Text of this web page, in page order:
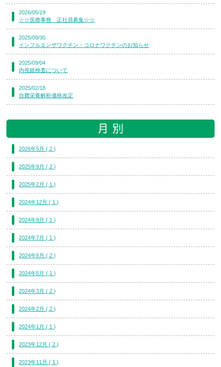
2026/05/19
☆☆医療事務 正社員募集☆☆
2025/09/30
インフルエンザワクチン・コロナワクチンのお知らせ
2025/09/04
内視鏡検査について
2025/02/18
自費栄養解析価格改定
2026年5月 ( 2 )
2025年9月 ( 2 )
2025年2月 ( 1 )
2024年12月 ( 1 )
2024年8月 ( 1 )
2024年7月 ( 1 )
2024年6月 ( 2 )
2024年5月 ( 1 )
2024年3月 ( 2 )
2024年2月 ( 2 )
2024年1月 ( 1 )
2023年12月 ( 2 )
2023年11月 ( 1 )